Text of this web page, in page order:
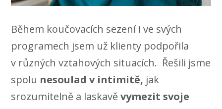
Během koučovacích sezení i ve svých
programech jsem už klienty podpořila
v různých vztahových situacích. Řešili jsme
spolu nesoulad v intimitě, jak
srozumitelně a laskavěvymezit svoje